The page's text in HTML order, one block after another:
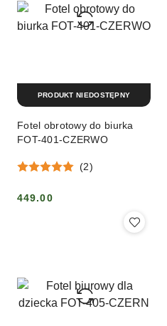
Fotel obrotowy do biurka
FOT-401-CZERWO
(2)
Cena:
449.00
PRODUKT NIEDOSTĘPNY